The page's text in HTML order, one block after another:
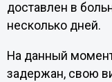
доставлен в
несколько дней.
На данный
задержан, свою